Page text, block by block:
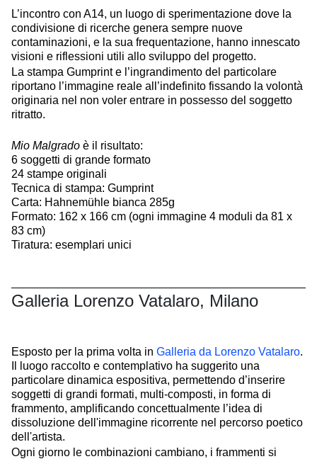
L’incontro con A14, un luogo di sperimentazione dove la
condivisione di ricerche genera sempre nuove
contaminazioni, e la sua frequentazione, hanno innescato
visioni e riflessioni utili allo sviluppo del progetto.
La stampa Gumprint e l’ingrandimento del particolare
riportano l’immagine reale all’indefinito fissando la volontà
originaria nel non voler entrare in possesso del soggetto
ritratto.
Mio Malgrado è il risultato:
6 soggetti di grande formato
24 stampe originali
Tecnica di stampa: Gumprint
Carta: Hahnemühle bianca 285g
Formato: 162 x 166 cm (ogni immagine 4 moduli da 81 x
83 cm)
Tiratura: esemplari unici
Galleria Lorenzo Vatalaro, Milano
Esposto per la prima volta in Galleria da Lorenzo Vatalaro.
Il luogo raccolto e contemplativo ha suggerito una
particolare dinamica espositiva, permettendo d’inserire
soggetti di grandi formati, multi-composti, in forma di
frammento, amplificando concettualmente l’idea di
dissoluzione dell'immagine ricorrente nel percorso poetico
dell'artista.
Ogni giorno le combinazioni cambiano, i frammenti si